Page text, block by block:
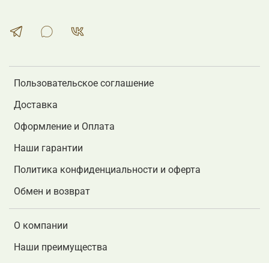
Пользовательское соглашение
Доставка
Оформление и Оплата
Наши гарантии
Политика конфиденциальности и оферта
Обмен и возврат
О компании
Наши преимущества